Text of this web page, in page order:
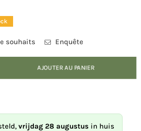
souhaits Enquête
AJOUTER AU PANIER
vrijdag 28 augustus in huis